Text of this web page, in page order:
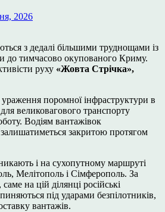
2026
з дедалі більшими труднощами із
до тимчасово окупованого Криму.
руху «Жовта Стрічка»,
поромної інфраструктури в
великовагового транспорту
Водіям вантажівок
закритою протягом
і на сухопутному маршруті
Мелітополь і Сімферополь. За
на цій ділянці російські
під ударами безпілотників,
вантажів.